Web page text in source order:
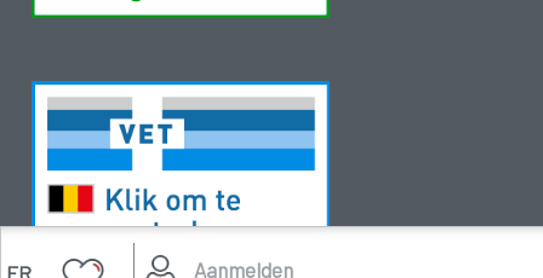
FR Aanmelden